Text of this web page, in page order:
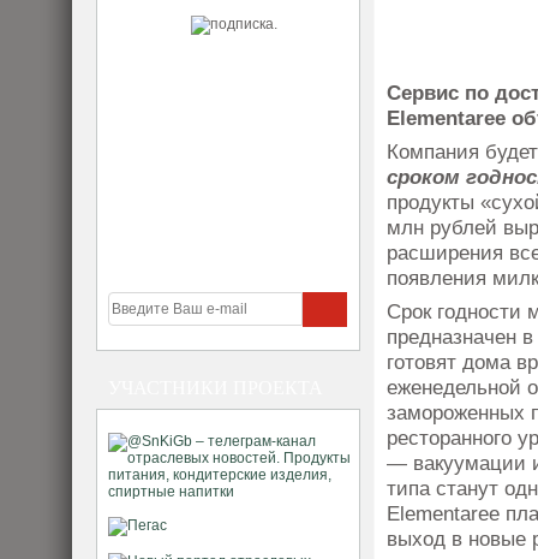
Сервис по
Elementaree
Компания
сроком
продукты
млн рублей
расширения
появления
Срок годности
предназначен
готовят дома
еженедельной
замороженных
ресторанного
— вакуумации
типа станут
Elementaree
выход в новые